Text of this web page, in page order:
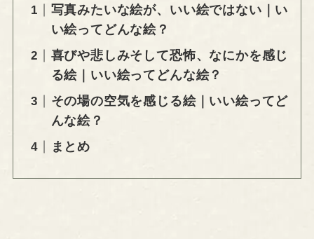
写真みたいな絵が、いい絵ではない｜い
い絵ってどんな絵？
喜びや悲しみそして恐怖、なにかを感じ
る絵｜いい絵ってどんな絵？
その場の空気を感じる絵｜いい絵ってど
んな絵？
まとめ